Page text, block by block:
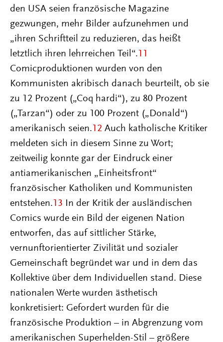
den USA seien französische Magazine
gezwungen, mehr Bilder aufzunehmen und
„ihren Schriftteil zu reduzieren, das heißt
letztlich ihren lehrreichen Teil“. 11
Comicproduktionen wurden von den
Kommunisten akribisch danach beurteilt, ob sie
zu 12 Prozent („Coq hardi“), zu 80 Prozent
(„Tarzan“) oder zu 100 Prozent („Donald“)
amerikanisch seien. 12 Auch katholische Kritiker
meldeten sich in diesem Sinne zu Wort;
zeitweilig konnte gar der Eindruck einer
antiamerikanischen „Einheitsfront“
französischer Katholiken und Kommunisten
entstehen. 13 In der Kritik der ausländischen
Comics wurde ein Bild der eigenen Nation
entworfen, das auf sittlicher Stärke,
vernunftorientierter Zivilität und sozialer
Gemeinschaft begründet war und in dem das
Kollektive über dem Individuellen stand. Diese
nationalen Werte wurden ästhetisch
konkretisiert: Gefordert wurden für die
französische Produktion – in Abgrenzung vom
amerikanischen Superhelden-Stil – größere